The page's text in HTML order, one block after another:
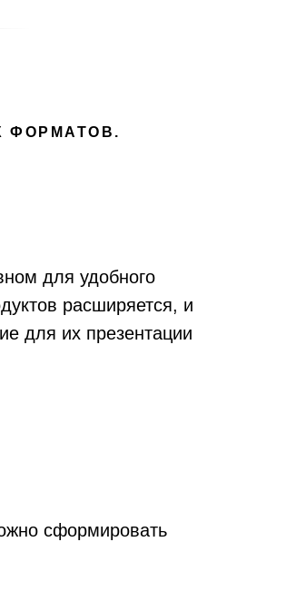
ФОРМАТОВ.
для удобного
расширяется, и
для их презентации
сформировать